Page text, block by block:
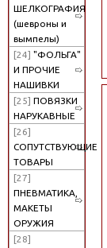
ШЕЛКОГРАФИЯ
(шевроны и
вымпелы)
[24] "ФОЛЬГА"
И ПРОЧИЕ
НАШИВКИ
[25] ПОВЯЗКИ
НАРУКАВНЫЕ
[26]
СОПУТСТВУЮЩИЕ
ТОВАРЫ
[27]
ПНЕВМАТИКА,
МАКЕТЫ
ОРУЖИЯ
[28]